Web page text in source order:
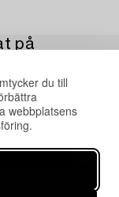
du till
webbplatsens
på